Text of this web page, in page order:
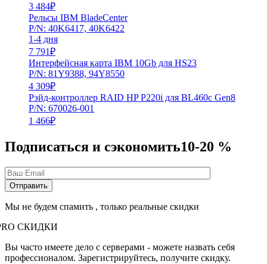
3 484₽
Рельсы IBM BladeCenter
P/N: 40K6417, 40K6422
1-4 дня
7 791₽
Интерфейсная карта IBM 10Gb для HS23
P/N: 81Y9388, 94Y8550
4 309₽
Рэйд-контроллер RAID HP P220i для BL460c Gen8
P/N: 670026-001
1 466₽
Подписаться и сэкономить10-20 %
Мы не будем спамить , только реальные скидки
СКИДКИ
Вы часто имеете дело с серверами - можете назвать себя
профессионалом. Зарегистрируйтесь, получите скидку.